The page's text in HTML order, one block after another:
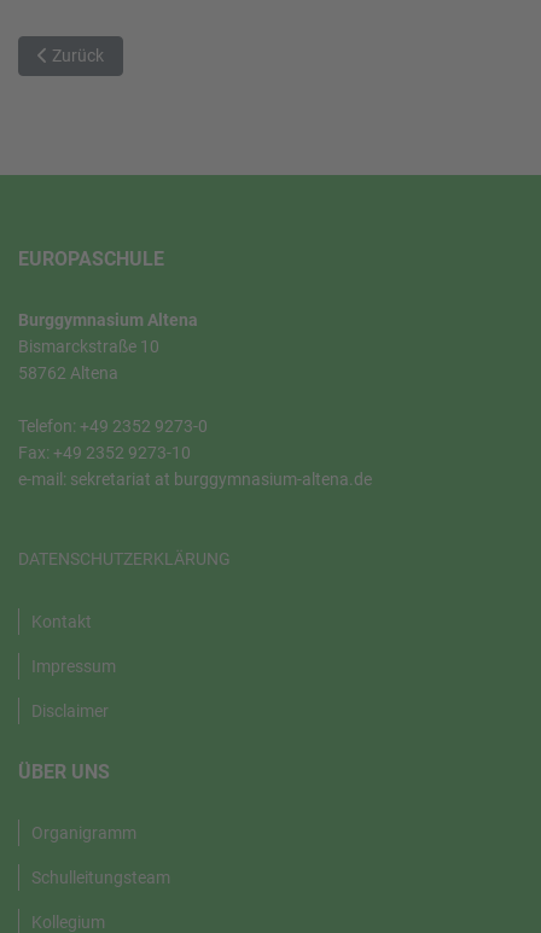
Vorheriger Beitrag: Nachkriegszeit
Zurück
EUROPASCHULE
Burggymnasium Altena
Bismarckstraße 10
58762 Altena
Telefon: +49 2352 9273-0
Fax: +49 2352 9273-10
e-mail: sekretariat at burggymnasium-altena.de
DATENSCHUTZERKLÄRUNG
Kontakt
Impressum
Disclaimer
ÜBER UNS
Organigramm
Schulleitungsteam
Kollegium